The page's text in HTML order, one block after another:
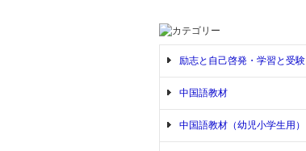
励志と自己啓発・学習と受験
中国語教材
中国語教材（幼児小学生用）